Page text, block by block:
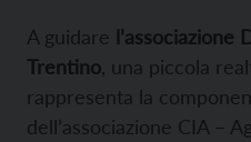
A guidare l’associazione
Trentino , una piccola
rappresenta la
dell’associazione CIA –